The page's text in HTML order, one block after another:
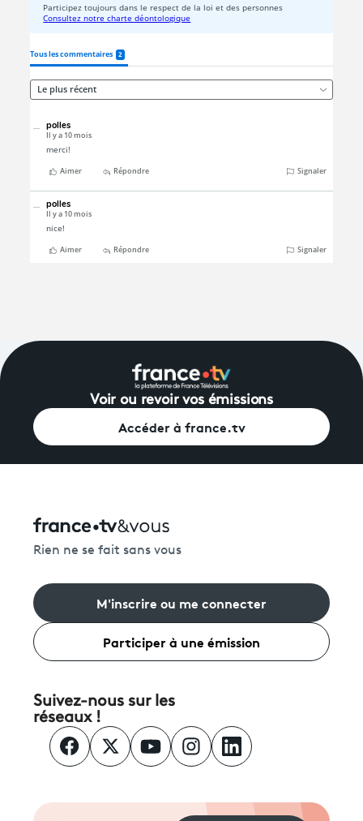
Voir ou revoir vos émissions
Accéder à france.tv
Rien ne se fait sans vous
M'inscrire ou me connecter
Participer à une émission
Suivez-nous sur les
réseaux !